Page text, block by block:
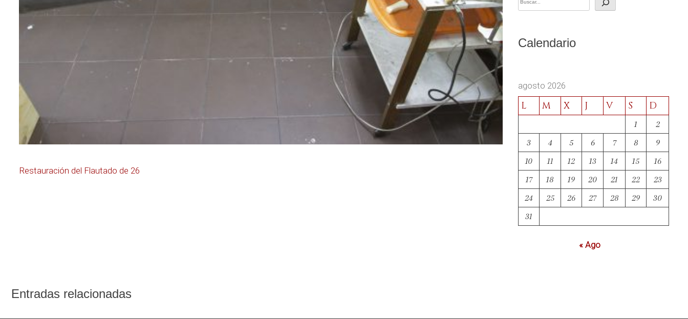
Navegación
Restauración del Flautado de 26
Calendario
agosto 2026
L M X J V S D
1
2
3
4 5 6 7 8
9
10
11 12 13 14 15
16
17
18 19 20 21 22
23
24
25 26 27 28 29
30
31
« Ago
Entradas relacionadas